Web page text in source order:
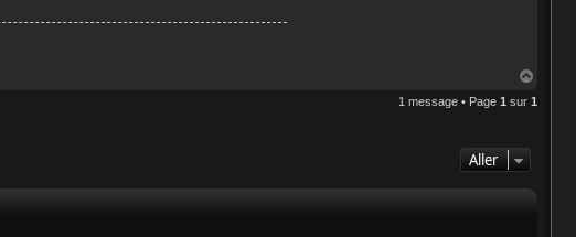
u
1 message • Page 1 sur 1
Aller